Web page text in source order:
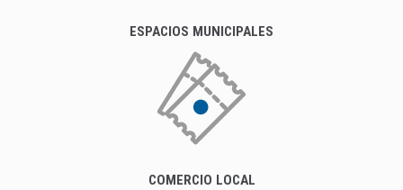
ESPACIOS MUNICIPALES
COMERCIO LOCAL